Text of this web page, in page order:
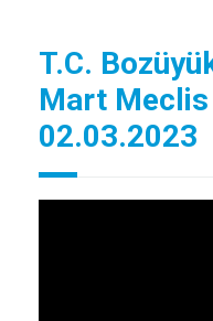
T.C.
Mart Meclis
02.03.2023